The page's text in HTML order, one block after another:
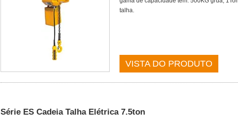
talha.
VISTA DO PRODUTO
Série ES Cadeia Talha Elétrica 7.5ton